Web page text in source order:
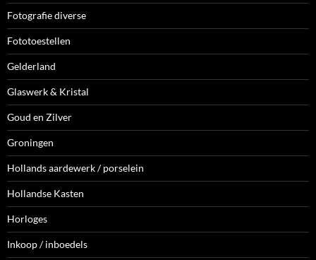
Fotografie diverse
Fototoestellen
Gelderland
Glaswerk & Kristal
Goud en Zilver
Groningen
Hollands aardewerk / porselein
Hollandse Kasten
Horloges
Inkoop / inboedels